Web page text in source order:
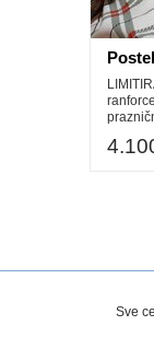
Sve